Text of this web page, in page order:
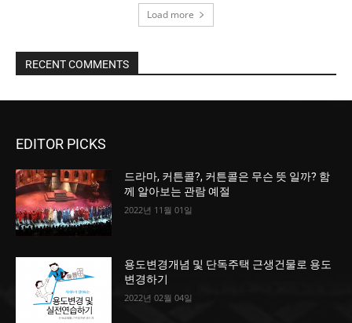
Load more
RECENT COMMENTS
EDITOR PICKS
드라마, 커튼콜?, 커튼콜은 무슨 뜻 일까? 함
께 알아보는 관람 예절
2022년 11월 01일
용도변경개념 및 단독주택 근생건물로 용도
변경하기
2022년 02월 04일